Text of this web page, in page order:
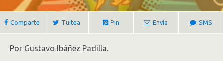
Comparte Tuitea Pin Envía SMS
Por Gustavo Ibáñez Padilla.